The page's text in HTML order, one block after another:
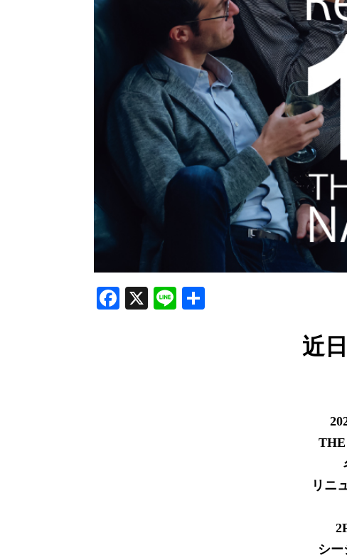
Facebook
X Line
近
THE
リニ
シー